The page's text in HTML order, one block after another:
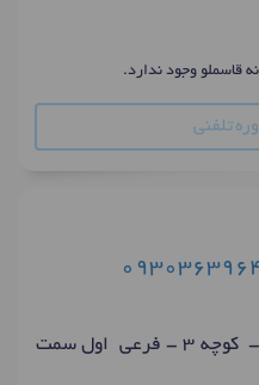
قاسملو وجود ندارد.
تلفنی
میدان صفاییه - بلوار نیایش - کوچه 3 - فرعی اول سمت